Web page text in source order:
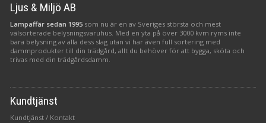
Ljus & Miljö AB
Lampaffär sedan 1995 som nu är en av Sveriges största och mest
välsorterade belysningsvaruhus. Med en yta på över 3000 kvm ryms inte
bara belysning av alla dess slag utan vi har även full sortering med
dammprodukter till din trädgård, allt du behöver för att bygga, sköta och
trivas med din trädgårdsdamm.
Kundtjänst
Kundtjänst / Kontakt